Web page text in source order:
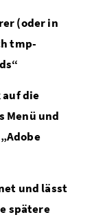
(oder in
tmp-
auf die
Menü und
und lässt
spätere